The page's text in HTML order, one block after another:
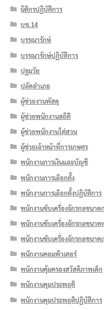
นิติกรปฏิบัติการ
บช.14
บรรณารักษ์
บรรณารักษ์ปฏิบัติการ
ปฐมวัย
ปลัดอำเภอ
ผู้ช่วยงานพัสดุ
ผู้ช่วยพนักงานสถิติ
ผู้ช่วยพนักงานไต่สวน
ผู้ช่วยเจ้าหน้าที่การเกษตร
พนักงานการเงินและบัญชี
พนักงานการเลือกตั้ง
พนักงานการเลือกตั้งปฏิบัติการ
พนักงานขับเครื่องจักรกลขนาด
พนักงานขับเครื่องจักรกลขนาด
พนักงานขับเครื่องจักรกลขนาด
พนักงานคอมพิวเตอร์
พนักงานคุ้มครองสวัสดิภาพเด็ก
พนักงานคุมประพฤติ
พนักงานคุมประพฤติปฏิบัติการ